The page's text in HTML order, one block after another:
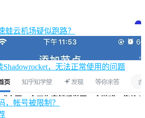
蛙云机场疑似跑路？
Shadowrocket，无法正常使用的问题
，帐号被限制？